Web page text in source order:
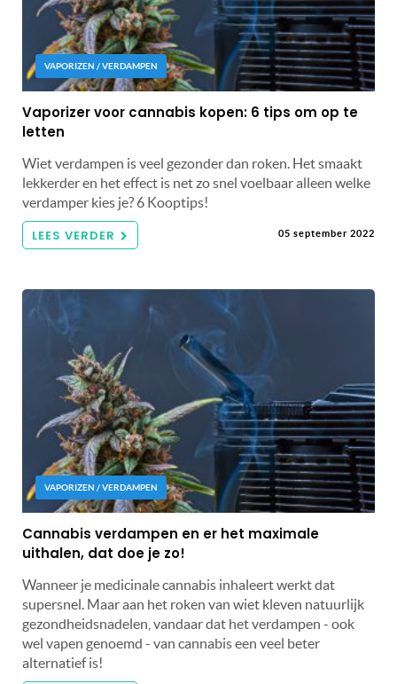
VAPORIZEN / VERDAMPEN
Vaporizer voor cannabis kopen: 6 tips om op te
letten
Wiet verdampen is veel gezonder dan roken. Het smaakt
lekkerder en het effect is net zo snel voelbaar alleen welke
verdamper kies je? 6 Kooptips!
LEES VERDER 05 september 2022
VAPORIZEN / VERDAMPEN
Cannabis verdampen en er het maximale
uithalen, dat doe je zo!
Wanneer je medicinale cannabis inhaleert werkt dat
supersnel. Maar aan het roken van wiet kleven natuurlijk
gezondheidsnadelen, vandaar dat het verdampen - ook
wel vapen genoemd - van cannabis een veel beter
alternatief is!